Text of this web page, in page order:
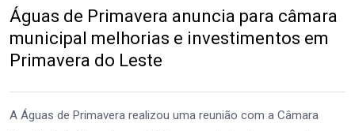
Águas de Primavera anuncia para câmara
municipal melhorias e investimentos em
Primavera do Leste
A Águas de Primavera realizou uma reunião com a Câmara